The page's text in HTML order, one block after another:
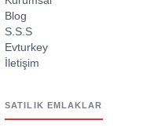
Blog
S.S.S
Evturkey
İletişim
SATILIK EMLAKLAR